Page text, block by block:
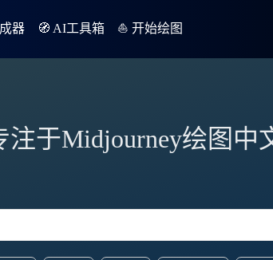
器 🧭 AI工具箱
⛵️ 开始绘图
注于Midjourney绘图中